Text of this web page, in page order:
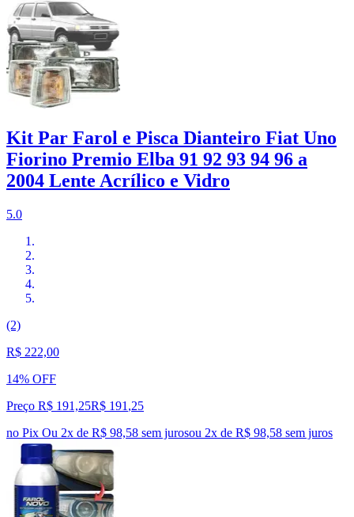
Kit Par Farol e Pisca Dianteiro Fiat Uno
Fiorino Premio Elba 91 92 93 94 96 a
2004 Lente Acrílico e Vidro
5.0
(2)
R$ 222,00
14% OFF
Preço R$ 191,25R$ 191 ,25
no Pix Ou 2x de R$ 98,58 sem jurosou 2x de R$ 98,58 sem juros